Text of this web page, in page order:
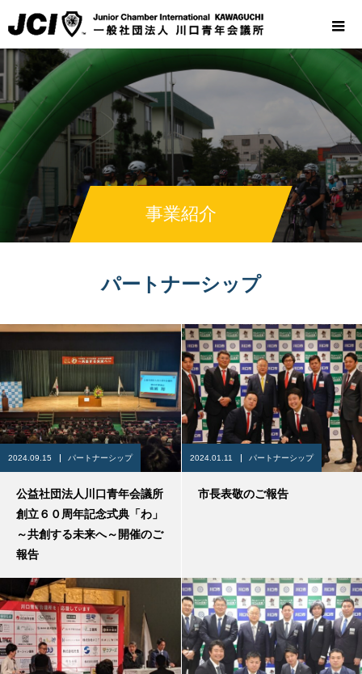
事業紹介
パートナーシップ
2024.09.15 パートナーシップ
公益社団法人川口青年会議所
創立６０周年記念式典「わ」
～共創する未来へ～開催のご
報告
2024.01.11 パートナーシップ
市長表敬のご報告